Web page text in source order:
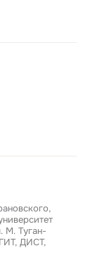
М. Туган-
ДИСТ,